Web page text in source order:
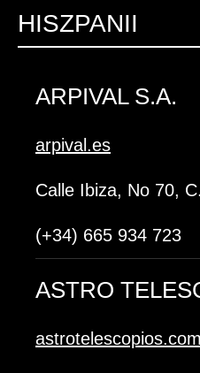
HISZPANII
ARPIVAL S.A.
arpival.es
Calle Ibiza, No 70,
(+34) 665 934 723
ASTRO
astrotelescopios.com